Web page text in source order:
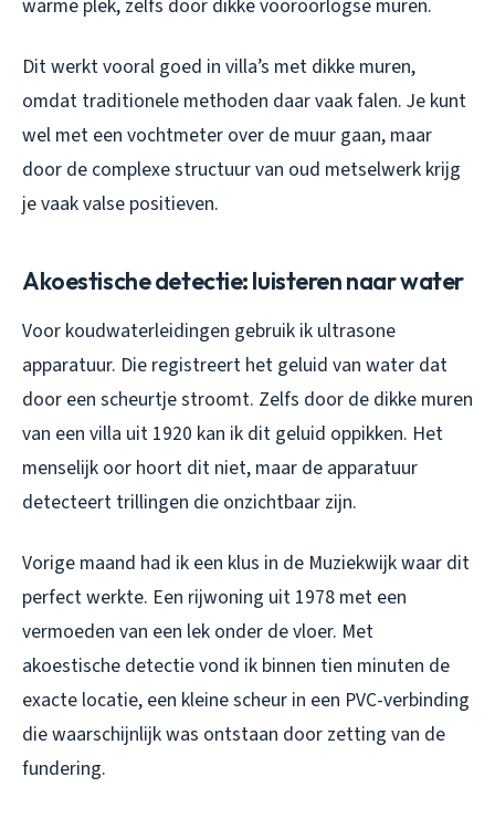
warme plek, zelfs door dikke vooroorlogse muren.
Dit werkt vooral goed in villa’s met dikke muren,
omdat traditionele methoden daar vaak falen. Je kunt
wel met een vochtmeter over de muur gaan, maar
door de complexe structuur van oud metselwerk krijg
je vaak valse positieven.
Akoestische detectie: luisteren naar water
Voor koudwaterleidingen gebruik ik ultrasone
apparatuur. Die registreert het geluid van water dat
door een scheurtje stroomt. Zelfs door de dikke muren
van een villa uit 1920 kan ik dit geluid oppikken. Het
menselijk oor hoort dit niet, maar de apparatuur
detecteert trillingen die onzichtbaar zijn.
Vorige maand had ik een klus in de Muziekwijk waar dit
perfect werkte. Een rijwoning uit 1978 met een
vermoeden van een lek onder de vloer. Met
akoestische detectie vond ik binnen tien minuten de
exacte locatie, een kleine scheur in een PVC-verbinding
die waarschijnlijk was ontstaan door zetting van de
fundering.